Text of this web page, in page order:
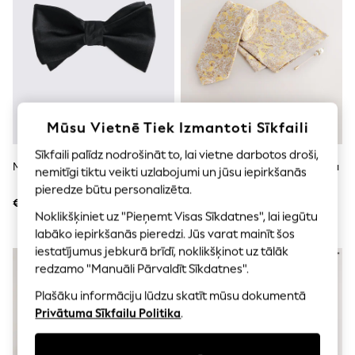
Joggers
adidas
Nike
All Girls Schoolwear
Skirts
Polo Shirts
Sweatshirts
Cardigans
Coats & Jackets
Underwear
Socks & Tights
Multipacks
All Girls Sports & Swimwear
Trainers & Pumps
Swimwear
Tops
Leggings
Shorts
MOSS Zīda Pašsietais Tauriņš
€40
Dzeltens - Kaklasaites Un Atloka
Piespraudes Komplekts
Mūsu Vietnē Tiek Izmantoti Sīkfaili
Sīkfaili palīdz nodrošināt to, lai vietne darbotos droši,
nemitīgi tiktu veikti uzlabojumi un jūsu iepirkšanās
pieredze būtu personalizēta.
Noklikšķiniet uz "Pieņemt Visas Sīkdatnes", lai iegūtu
labāko iepirkšanās pieredzi. Jūs varat mainīt šos
iestatījumus jebkurā brīdī, noklikšķinot uz tālāk
redzamo "Manuāli Pārvaldīt Sīkdatnes".
Plašāku informāciju lūdzu skatīt mūsu dokumentā
Privātuma Sīkfailu Politika.